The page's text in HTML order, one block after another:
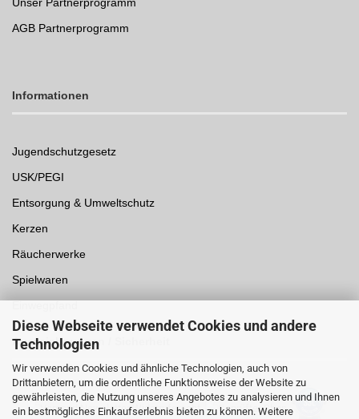
Diese Webseite verwendet Cookies und andere
Technologien
Wir verwenden Cookies und ähnliche Technologien, auch von
Drittanbietern, um die ordentliche Funktionsweise der Website zu
gewährleisten, die Nutzung unseres Angebotes zu analysieren und Ihnen
ein bestmögliches Einkaufserlebnis bieten zu können. Weitere
Unser Partnerprogramm
AGB Partnerprogramm
Informationen
Jugendschutzgesetz
USK/PEGI
Entsorgung & Umweltschutz
Kerzen
Räucherwerke
Spielwaren
Auszeichnungen /